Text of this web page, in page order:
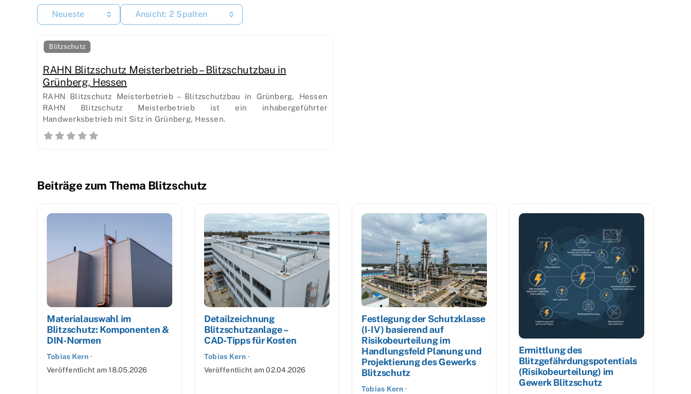
Neueste Ansicht: 2 Spalten
Blitzschutz
RAHN Blitzschutz Meisterbetrieb – Blitzschutzbau in
Grünberg, Hessen
RAHN Blitzschutz Meisterbetrieb – Blitzschutzbau in Grünberg, Hessen
RAHN Blitzschutz Meisterbetrieb ist ein inhabergeführter
Handwerksbetrieb mit Sitz in Grünberg, Hessen.
Beiträge zum Thema Blitzschutz
Materialauswahl im
Blitzschutz: Komponenten &
DIN-Normen
Tobias Kern ·
Veröffentlicht am18.05.2026
Detailzeichnung
Blitzschutzanlage –
CAD‑Tipps für Kosten
Tobias Kern ·
Veröffentlicht am02.04.2026
Festlegung der Schutzklasse
(I-IV) basierend auf
Risikobeurteilung im
Handlungsfeld Planung und
Projektierung des Gewerks
Blitzschutz
Tobias Kern ·
Ermittlung des
Blitzgefährdungspotentials
(Risikobeurteilung) im
Gewerk Blitzschutz